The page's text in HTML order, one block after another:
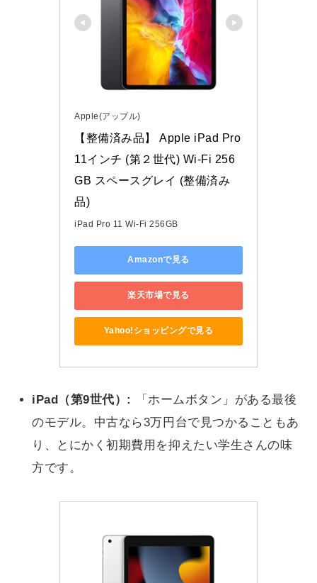
Apple(アップル)
【整備済み品】 Apple iPad Pro
11インチ (第２世代) Wi-Fi 256
GB スペースグレイ (整備済み
品)
iPad Pro 11 Wi-Fi 256GB
Amazonで見る
楽天市場で見る
Yahoo!ショッピングで見る
iPad（第9世代）:
「ホームボタン」がある最後
のモデル。中古なら3万円台で見つかることもあ
り、とにかく初期費用を抑えたい学生さんの味
方です。